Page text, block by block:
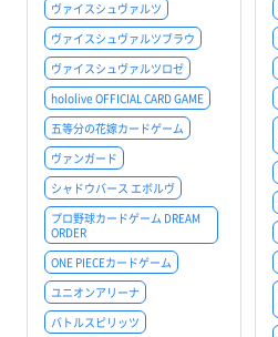
ヴァイスシュヴァルツ
ヴァイスシュヴァルツブラウ
ヴァイスシュヴァルツロゼ
hololive OFFICIAL CARD GAME
五等分の花嫁カードゲーム
ヴァンガード
シャドウバース エボルヴ
プロ野球カードゲーム DREAM
ORDER
ONE PIECEカードゲーム
ユニオンアリーナ
バトルスピリッツ